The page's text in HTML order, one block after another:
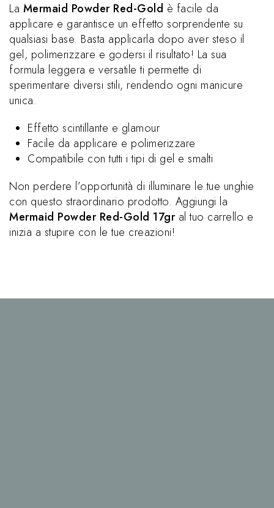
La Mermaid Powder Red-Gold è facile da
applicare e garantisce un effetto sorprendente su
qualsiasi base. Basta applicarla dopo aver steso il
gel, polimerizzare e godersi il risultato! La sua
formula leggera e versatile ti permette di
sperimentare diversi stili, rendendo ogni manicure
unica.
Effetto scintillante e glamour
Facile da applicare e polimerizzare
Compatibile con tutti i tipi di gel e smalti
Non perdere l’opportunità di illuminare le tue unghie
con questo straordinario prodotto. Aggiungi la
Mermaid Powder Red-Gold 17gral tuo carrello e
inizia a stupire con le tue creazioni!